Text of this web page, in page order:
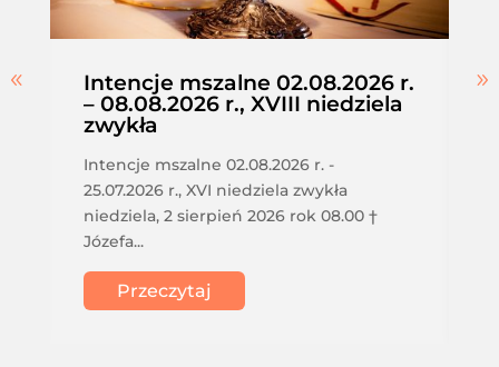
Intencje mszalne 02.08.2026 r.
– 08.08.2026 r., XVIII niedziela
zwykła
Intencje mszalne 02.08.2026 r. -
25.07.2026 r., XVI niedziela zwykła
niedziela, 2 sierpień 2026 rok 08.00 †
Józefa...
Przeczytaj